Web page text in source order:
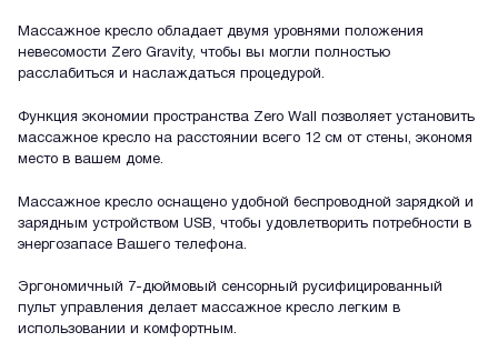
Массажное кресло обладает двумя уровнями положения
невесомости Zero Gravity, чтобы вы могли полностью
расслабиться и наслаждаться процедурой.
Функция экономии пространства Zero Wall позволяет установить
массажное кресло на расстоянии всего 12 см от стены, экономя
место в вашем доме.
Массажное кресло оснащено удобной беспроводной зарядкой и
зарядным устройством USB, чтобы удовлетворить потребности в
энергозапасе Вашего телефона.
Эргономичный 7-дюймовый сенсорный русифицированный
пульт управления делает массажное кресло легким в
использовании и комфортным.